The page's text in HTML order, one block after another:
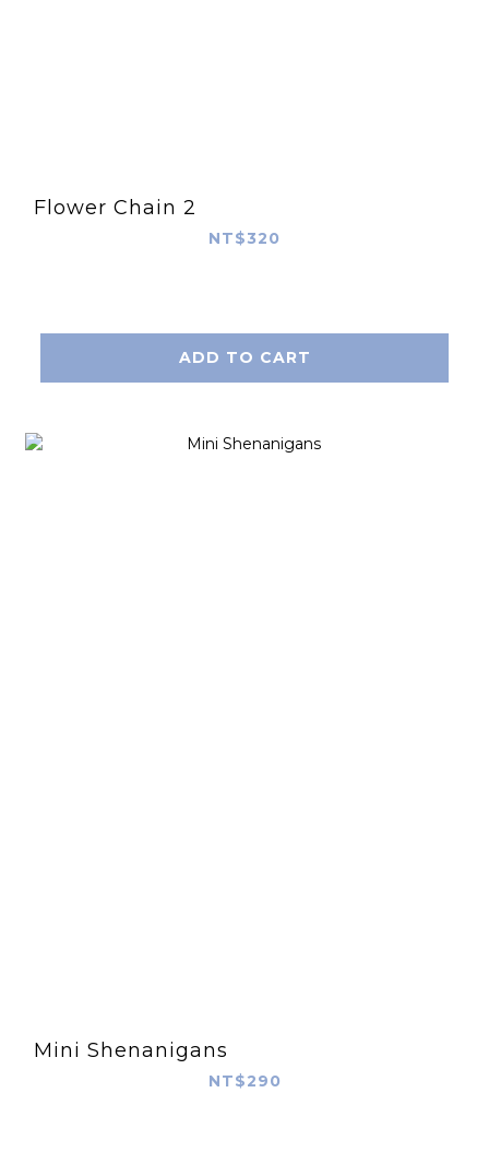
Flower Chain 2
NT$320
ADD TO CART
Mini Shenanigans
NT$290